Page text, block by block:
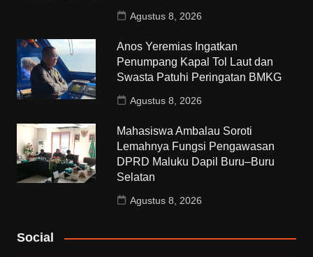
Agustus 8, 2026
Anos Yeremias Ingatkan
Penumpang Kapal Tol Laut dan
Swasta Patuhi Peringatan BMKG
Agustus 8, 2026
Mahasiswa Ambalau Soroti
Lemahnya Fungsi Pengawasan
DPRD Maluku Dapil Buru–Buru
Selatan
Agustus 8, 2026
Social